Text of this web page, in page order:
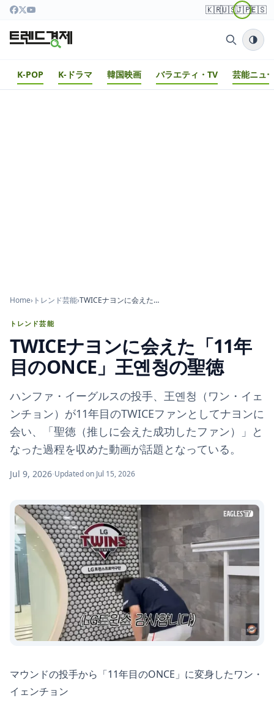
🇰🇷🇺🇸🇯🇵🇪🇸
K-POP K-ドラマ 韓国映画 バラエティ・TV 芸能ニュ
Home› トレンド芸能› TWICEナヨンに会えた「11年目のONCE」王옌청の聖徳
トレンド芸能
TWICEナヨンに会えた「11年
目のONCE」王옌청の聖徳
ハンファ・イーグルスの投手、王옌청（ワン・イェ
ンチョン）が11年目のTWICEファンとしてナヨンに
会い、「聖徳（推しに会えた成功したファン）」と
なった過程を収めた動画が話題となっている。
Jul 9, 2026·Updated on Jul 15, 2026
マウンドの投手から「11年目のONCE」に変身したワン・
イェンチョン